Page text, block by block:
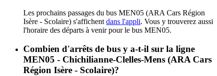
Les prochains passages du bus MEN05 (ARA Cars Région
Isère - Scolaire) s'affichent dans l'appli. Vous y trouverez aussi
l'horaire des départs à venir pour le bus MEN05.
Combien d'arrêts de bus y a-t-il sur la ligne
MEN05 - Chichilianne-Clelles-Mens (ARA Cars
Région Isère - Scolaire)?